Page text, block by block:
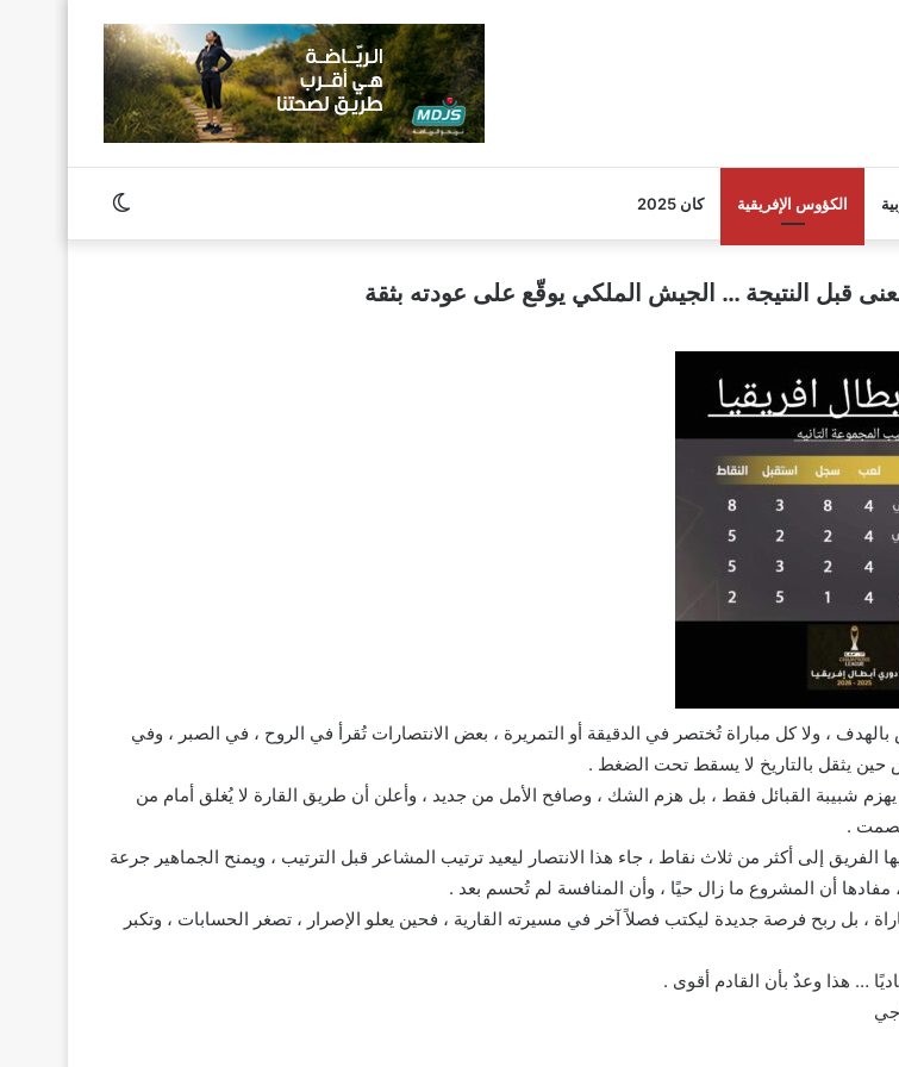
الكؤوس الإفريقية كان 2025
قبل النتيجة … الجيش الملكي يوقّع على عودته بثقة
، ولا كل مباراة تُختصر في الدقيقة أو التمريرة ، بعض الانتصارات تُقرأ في الروح ، في الصبر ، وفي
حين يثقل بالتاريخ لا يسقط تحت الضغط .
شبيبة القبائل فقط ، بل هزم الشك ، وصافح الأمل من جديد ، وأعلن أن طريق القارة لا يُغلق أمام من
.
الفريق إلى أكثر من ثلاث نقاط ، جاء هذا الانتصار ليعيد ترتيب المشاعر قبل الترتيب ، ويمنح الجماهير جرعة
مفادها أن المشروع ما زال حيًا ، وأن المنافسة لم تُحسم بعد .
، بل ربح فرصة جديدة ليكتب فصلاً آخر في مسيرته القارية ، فحين يعلو الإصرار ، تصغر الحسابات ، وتكبر
… هذا وعدٌ بأن القادم أقوى .